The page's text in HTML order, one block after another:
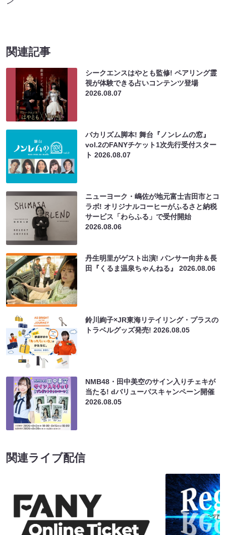
関連記事
シークエンスはやとも監修! ペアリング霊
視が体験できる占いコンテンツ登場
2026.08.07
バカリズム脚本! 舞台『ノンレムの窓』
vol.2のFANYチケット1次先行受付スター
ト2026.08.07
ニューヨーク・嶋佐が地元富士吉田市とコ
ラボ! オリジナルコーヒーがふるさと納税
サービス「わらふる」で受付開始
2026.08.06
丹生明里がゲスト出演! パンサー向井＆長
田『くるま温泉ちゃんねる』2026.08.06
鈴川絢子×JR東海リテイリング・プラスの
トラベルグッズ発売!2026.08.05
NMB48・田中美空のサイン入りチェキが
当たる! dバリューパスキャンペーン開催
2026.08.05
関連ライブ配信